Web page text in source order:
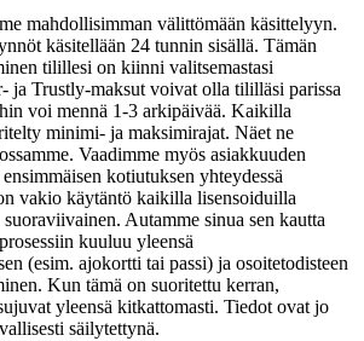
mahdollisimman välittömään käsittelyyn.
käsitellään 24 tunnin sisällä. Tämän
tilillesi on kiinni valitsemastasi
ja Trustly-maksut voivat olla tililläsi parissa
voi mennä 1-3 arkipäivää. Kaikilla
minimi- ja maksimirajat. Näet ne
Vaadimme myös asiakkuuden
kotiutuksen yhteydessä
vakio käytäntö kaikilla lisensoiduilla
Autamme sinua sen kautta
kuuluu yleensä
(esim. ajokortti tai passi) ja osoitetodisteen
Kun tämä on suoritettu kerran,
yleensä kitkattomasti. Tiedot ovat jo
säilytettynä.